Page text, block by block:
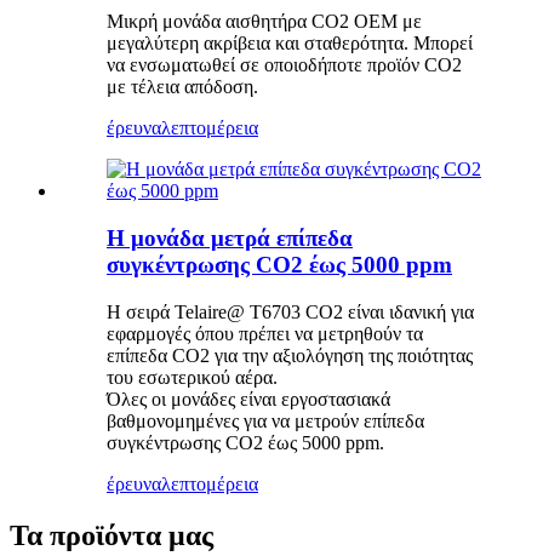
Μικρή μονάδα αισθητήρα CO2 OEM με
μεγαλύτερη ακρίβεια και σταθερότητα. Μπορεί
να ενσωματωθεί σε οποιοδήποτε προϊόν CO2
με τέλεια απόδοση.
έρευναλεπτομέρεια
Η μονάδα μετρά επίπεδα
συγκέντρωσης CO2 έως 5000 ppm
Η σειρά Telaire@ T6703 CO2 είναι ιδανική για
εφαρμογές όπου πρέπει να μετρηθούν τα
επίπεδα CO2 για την αξιολόγηση της ποιότητας
του εσωτερικού αέρα.
Όλες οι μονάδες είναι εργοστασιακά
βαθμονομημένες για να μετρούν επίπεδα
συγκέντρωσης CO2 έως 5000 ppm.
έρευναλεπτομέρεια
Τα προϊόντα μας